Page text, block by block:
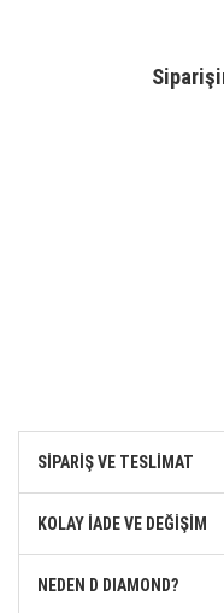
SİPARİŞ VE TESLİMAT
KOLAY İADE VE DEĞİŞİM
NEDEN D DIAMOND?